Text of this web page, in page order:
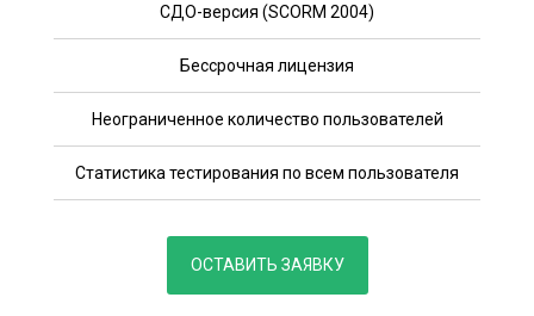
СДО-версия (SCORM 2004)
Бессрочная лицензия
Неограниченное количество пользователей
Статистика тестирования по всем пользователя
ОСТАВИТЬ ЗАЯВКУ